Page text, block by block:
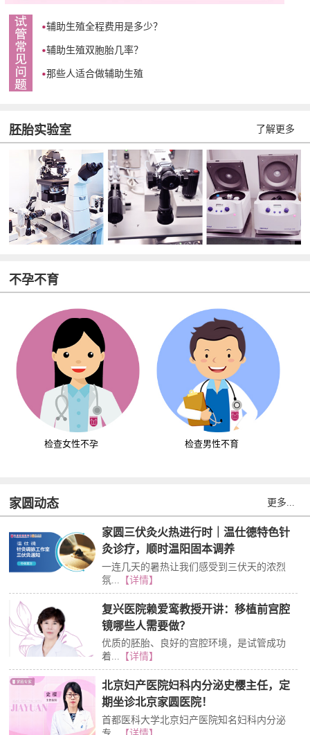
辅助生殖全程费用是多少？
辅助生殖双胞胎几率？
那些人适合做辅助生殖
胚胎实验室 了解更多
不孕不育
检查女性不孕 检查男性不育
家圆动态 更多...
家圆三伏灸火热进行时｜温仕德特色针
灸诊疗，顺时温阳固本调养
一连几天的暑热让我们感受到三伏天的浓烈
氛...
【详情】
复兴医院赖爱鸾教授开讲：移植前宫腔
镜哪些人需要做？
优质的胚胎、良好的宫腔环境，是试管成功
着... 【详情】
北京妇产医院妇科内分泌史樱主任，定
期坐诊北京家圆医院！
首都医科大学北京妇产医院知名妇科内分泌